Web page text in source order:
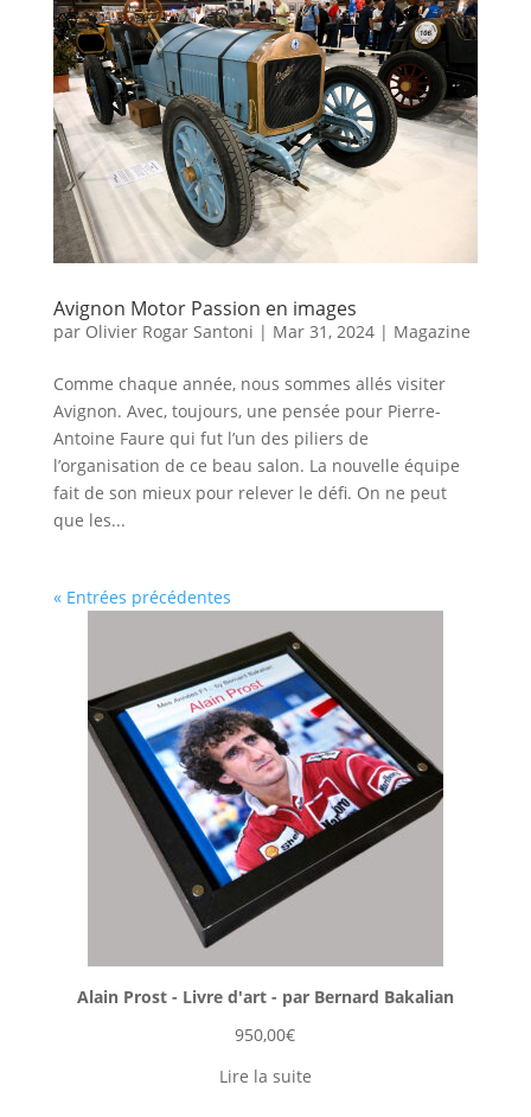
Avignon Motor Passion en images
par Olivier Rogar Santoni | Mar 31, 2024| Magazine
Comme chaque année, nous sommes allés visiter
Avignon. Avec, toujours, une pensée pour Pierre-
Antoine Faure qui fut l’un des piliers de
l’organisation de ce beau salon. La nouvelle équipe
fait de son mieux pour relever le défi. On ne peut
que les...
« Entrées précédentes
Alain Prost - Livre d'art - par Bernard Bakalian
950,00€
Lire la suite